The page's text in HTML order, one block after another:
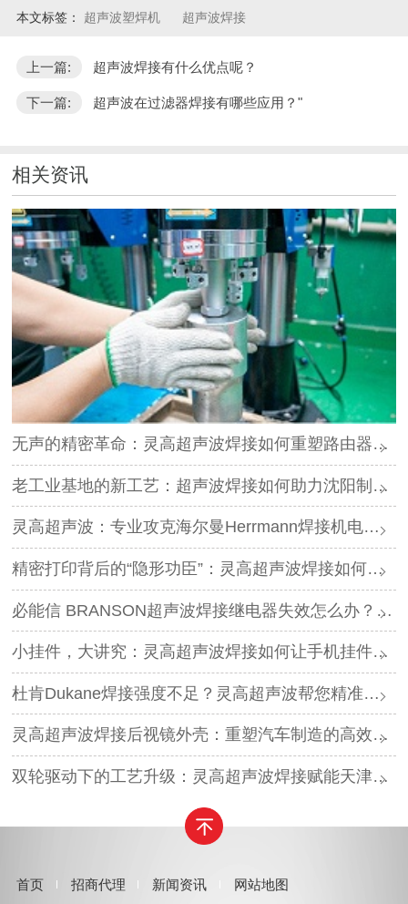
本文标签： 超声波塑焊机 超声波焊接
上一篇: 超声波焊接有什么优点呢？
下一篇: 超声波在过滤器焊接有哪些应用？"
相关资讯
无声的精密革命：灵高超声波焊接如何重塑路由器外壳制造？
老工业基地的新工艺：超声波焊接如何助力沈阳制造转型？
灵高超声波：专业攻克海尔曼Herrmann焊接机电路板短路难题
精密打印背后的“隐形功臣”：灵高超声波焊接如何让喷墨头支架更可靠？
必能信 BRANSON超声波焊接继电器失效怎么办？灵高超声波“四步维修法”精准破局
小挂件，大讲究：灵高超声波焊接如何让手机挂件更“抗造”？
杜肯Dukane焊接强度不足？灵高超声波帮您精准破局
灵高超声波焊接后视镜外壳：重塑汽车制造的高效与美学
双轮驱动下的工艺升级：灵高超声波焊接赋能天津汽车与电子产业
首页 招商代理 新闻资讯 网站地图